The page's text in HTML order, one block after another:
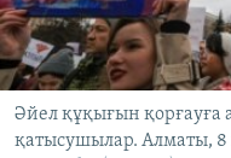
Navigation
Skip
to
Search
АДАМ ҚҰҚЫҚТАРЫ
ӘЛЕУМЕТ
АРНАЙЫ ЖОБАЛАР
Әйел құқығын қорғауға
қатысушылар. Алматы,